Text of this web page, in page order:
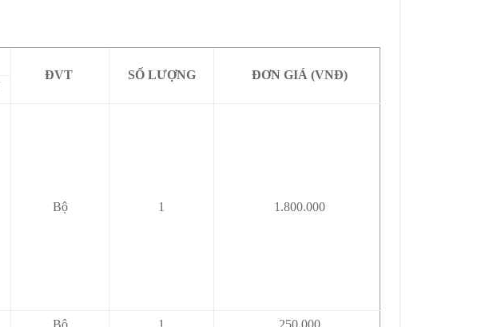
ĐVT
SỐ LƯỢNG
ĐƠN GIÁ (VNĐ)
Bộ 1 1.800.000